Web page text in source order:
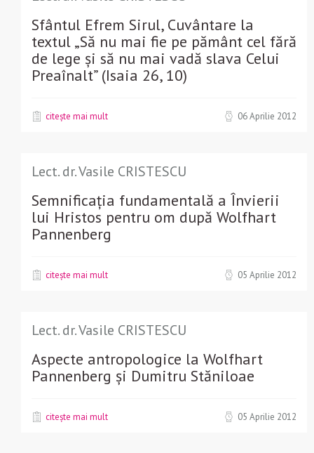
Sfântul Efrem Sirul, Cuvântare la
textul „Să nu mai fie pe pământ cel fără
de lege și să nu mai vadă slava Celui
Preaînalt” (Isaia 26, 10)
citește mai mult 06 Aprilie 2012
Lect. dr. Vasile CRISTESCU
Semnificația fundamentală a Învierii
lui Hristos pentru om după Wolfhart
Pannenberg
citește mai mult 05 Aprilie 2012
Lect. dr. Vasile CRISTESCU
Aspecte antropologice la Wolfhart
Pannenberg și Dumitru Stăniloae
citește mai mult 05 Aprilie 2012